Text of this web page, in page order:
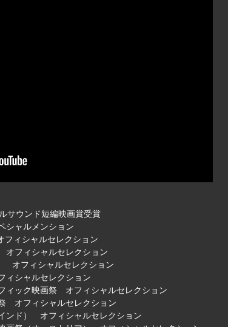
ウンド短編映画賞受賞
ャルメンション
ィシャルセレクション
フィシャルセレクション
オフィシャルセレクション
シャルセレクション
ィック映画祭 オフィシャルセレクション
オフィシャルセレクション
ンド） オフィシャルセレクション